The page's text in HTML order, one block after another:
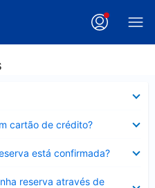
cartão de crédito?
está confirmada?
reserva através de